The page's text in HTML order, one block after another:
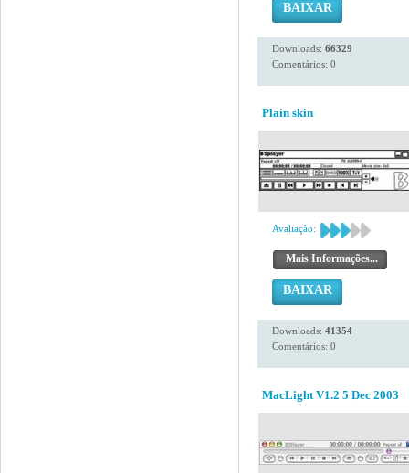
BAIXAR
Downloads: 66329
Comentários: 0
Plain skin
Avaliação:
Mais Informações...
BAIXAR
Downloads: 41354
Comentários: 0
MacLight V1.2 5 Dec 2003